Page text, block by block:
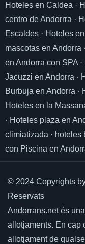
Hoteles en Caldea ·
centro de Andorrra ·
Escaldes · Hoteles
mascotas en Andorra ·
en Andorra con SPA ·
Jacuzzi en Andorra ·
Burbuja en Andorra ·
Hoteles en la
· Hoteles plaza en
climiatizada · hoteles
con Piscina en
© 2024 Copyrights
Reservats
Andorrans.net és
allotjaments. En cap
allotjament de